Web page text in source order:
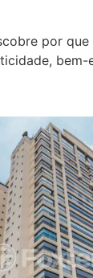
por
bem-